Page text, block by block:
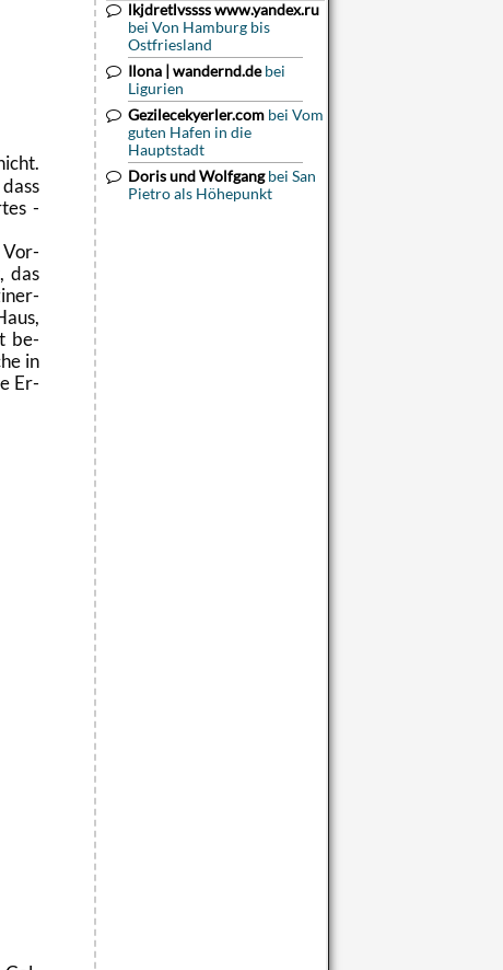
-
Vor­
das
be­
in
Er­
lkjdretlvssss www.yandex.ru
bei Von Hamburg bis
Ostfriesland
Ilona | wandernd.debei
Ligurien
Gezilecekyerler.com bei Vom
guten Hafen in die
Hauptstadt
Doris und Wolfgangbei San
Pietro als Höhepunkt